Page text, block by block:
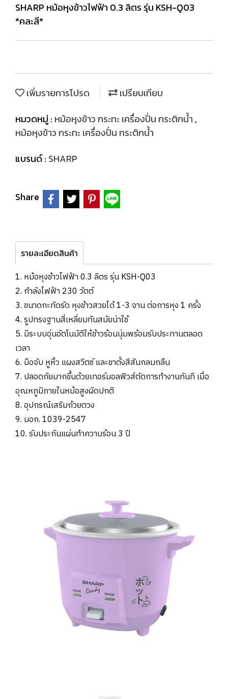
SHARP หม้อหุงข้าวไฟฟ้า 0.3 ลิตร รุ่น KSH-Q03
*คละสี*
เพิ่มรายการโปรด
เปรียบเทียบ
หมวดหมู่ : หม้อหุงข้าว กระทะ เครื่องปั่น กระติกน้ำ ,
หม้อหุงข้าว กระทะ เครื่องปั่น กระติกน้ำ
แบรนด์ : SHARP
Share
รายละเอียดสินค้า
1. หม้อหุงข้าวไฟฟ้า 0.3 ลิตร รุ่น KSH-Q03
2. กำลังไฟฟ้า 230 วัตต์
3. ขนาดกะทัดรัด หุงข้าวสวยได้ 1-3 จาน ต่อการหุง 1 ครั้ง
4. รูปทรงฐานสี่เหลี่ยมทันสมัยน่าใช้
5. มีระบบอุ่นอัตโนมัติให้ข้าวร้อนนุ่มพร้อมรับประทานตลอด
เวลา
6. มือจับ หูหิ้ว แผงสวิตช์ และขาตั้งสีสันกลมกลืน
7. ปลอดภัยมากขึ้นด้วยเทอร์มอลฟิวส์ตัดการทำงานทันที เมื่อ
อุณหภูมิภายในหม้อสูงผิดปกติ
8. อุปกรณ์เสริมถ้วยตวง
9. มอก. 1039-2547
10. รับประกันแผ่นทำความร้อน 3 ปี